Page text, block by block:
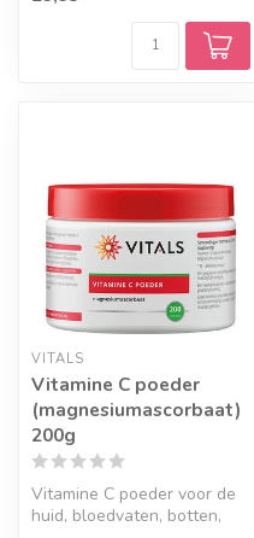
VITALS
Vitamine C poeder
(magnesiumascorbaat)
200g
Vitamine C poeder voor de
huid, bloedvaten, botten,